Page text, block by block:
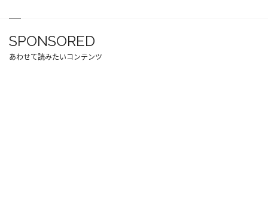
SPONSORED
あわせて読みたいコンテンツ